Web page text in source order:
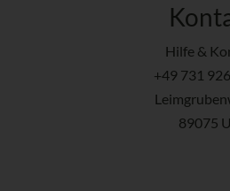
Hilfe &
+49 731
89075